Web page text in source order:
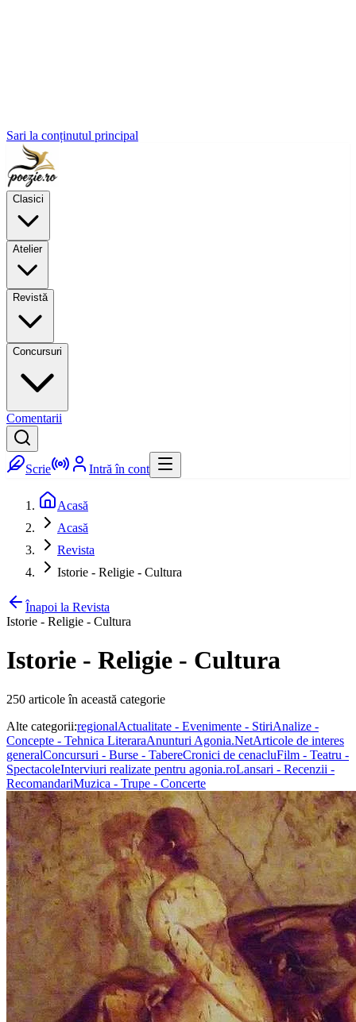
Sari la conținutul principal
Clasici
Atelier
Revistă
Concursuri
Comentarii
Scrie Intră în cont
Acasă
Acasă
Revista
Istorie - Religie - Cultura
Înapoi la Revista
Istorie - Religie - Cultura
Istorie - Religie - Cultura
250 articole în această categorie
Alte categorii:regionalActualitate - Evenimente - StiriAnalize -
Concepte - Tehnica LiteraraAnunturi Agonia.NetArticole de interes
generalConcursuri - Burse - TabereCronici de cenacluFilm - Teatru -
SpectacoleInterviuri realizate pentru agonia.roLansari - Recenzii -
RecomandariMuzica - Trupe - Concerte